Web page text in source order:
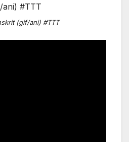
(gif/ani) #TTT